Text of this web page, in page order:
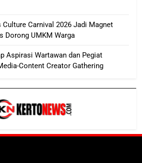
Culture Carnival 2026 Jadi Magnet
Dorong UMKM Warga
Aspirasi Wartawan dan Pegiat
Content Creator Gathering